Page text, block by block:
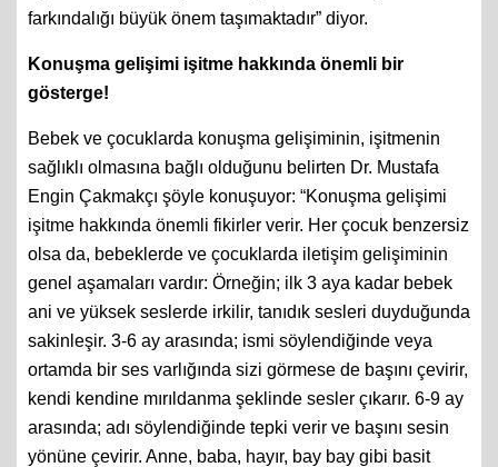
farkındalığı büyük önem taşımaktadır” diyor.
Konuşma gelişimi işitme hakkında önemli bir
gösterge!
Bebek ve çocuklarda konuşma gelişiminin, işitmenin
sağlıklı olmasına bağlı olduğunu belirten Dr. Mustafa
Engin Çakmakçı şöyle konuşuyor: “Konuşma gelişimi
işitme hakkında önemli fikirler verir. Her çocuk benzersiz
olsa da, bebeklerde ve çocuklarda iletişim gelişiminin
genel aşamaları vardır: Örneğin; ilk 3 aya kadar bebek
ani ve yüksek seslerde irkilir, tanıdık sesleri duyduğunda
sakinleşir. 3-6 ay arasında; ismi söylendiğinde veya
ortamda bir ses varlığında sizi görmese de başını çevirir,
kendi kendine mırıldanma şeklinde sesler çıkarır. 6-9 ay
arasında; adı söylendiğinde tepki verir ve başını sesin
yönüne çevirir. Anne, baba, hayır, bay bay gibi basit